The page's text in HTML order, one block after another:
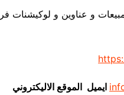
و عناوين و لوكيشنات
ايميل الموقع الاليكتروني